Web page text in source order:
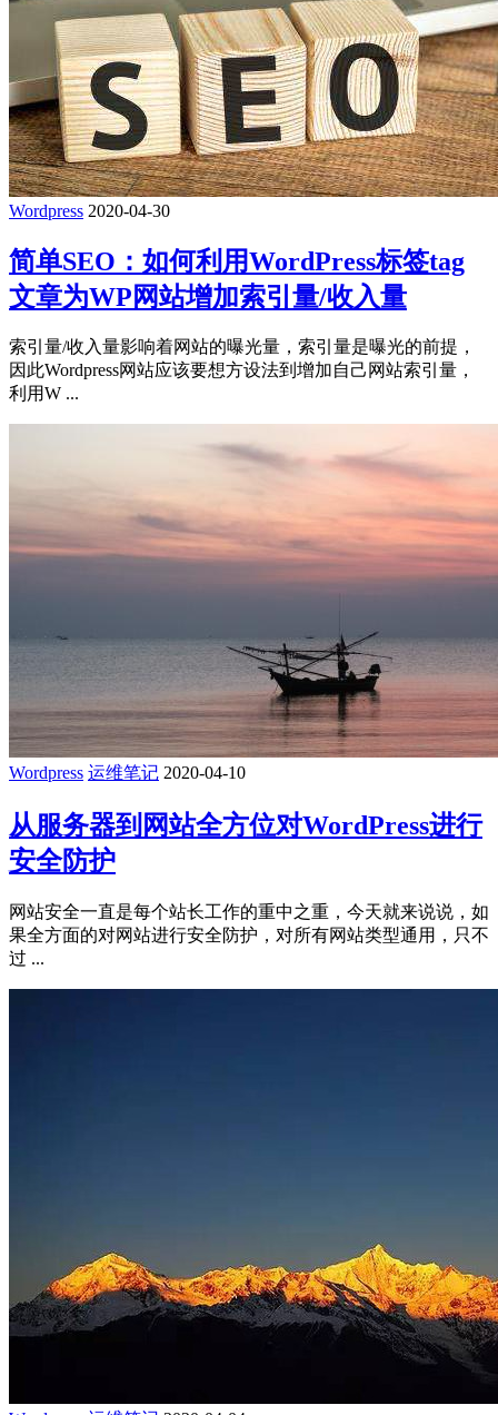
Wordpress 2020-04-30
简单SEO：如何利用WordPress标签tag
文章为WP网站增加索引量/收入量
索引量/收入量影响着网站的曝光量，索引量是曝光的前提，
因此Wordpress网站应该要想方设法到增加自己网站索引量，
利用W ...
Wordpress 运维笔记 2020-04-10
从服务器到网站全方位对WordPress进行
安全防护
网站安全一直是每个站长工作的重中之重，今天就来说说，如
果全方面的对网站进行安全防护，对所有网站类型通用，只不
过 ...